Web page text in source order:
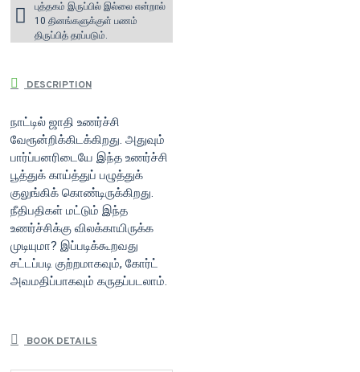
புத்தகம் இருப்பில் இல்லை என்றால்
10 தினங்களுக்குள் பணம்
திருப்பித் தரப்படும்.
DESCRIPTION
நாட்டில் ஜாதி உணர்ச்சி
வேரூன்றிக்கிடக்கிறது. அதுவும்
பார்ப்பனரிடையே இந்த உணர்ச்சி
பூத்துக் காய்த்துப் பழுத்துக்
குலுங்கிக் கொண்டிருக்கிறது.
நீதிபதிகள் மட்டும் இந்த
உணர்ச்சிக்கு விலக்காயிருக்க
முடியுமா? இப்படிக்கூறவது
சட்டப்படி குற்றமாகவும், கோர்ட்
அவமதிப்பாகவும் கருதப்படலாம்.
BOOK DETAILS